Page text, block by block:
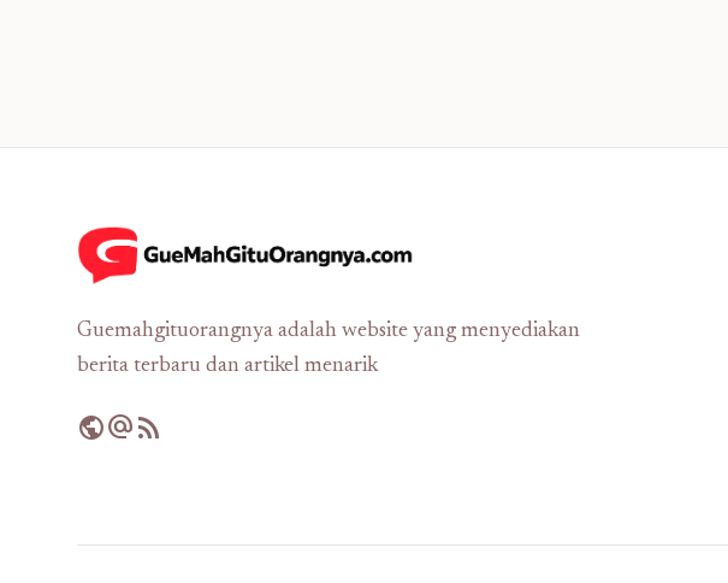
Guemahgituorangnya adalah website yang menyediakan
berita terbaru dan artikel menarik
publicalternate_emailrss_feed